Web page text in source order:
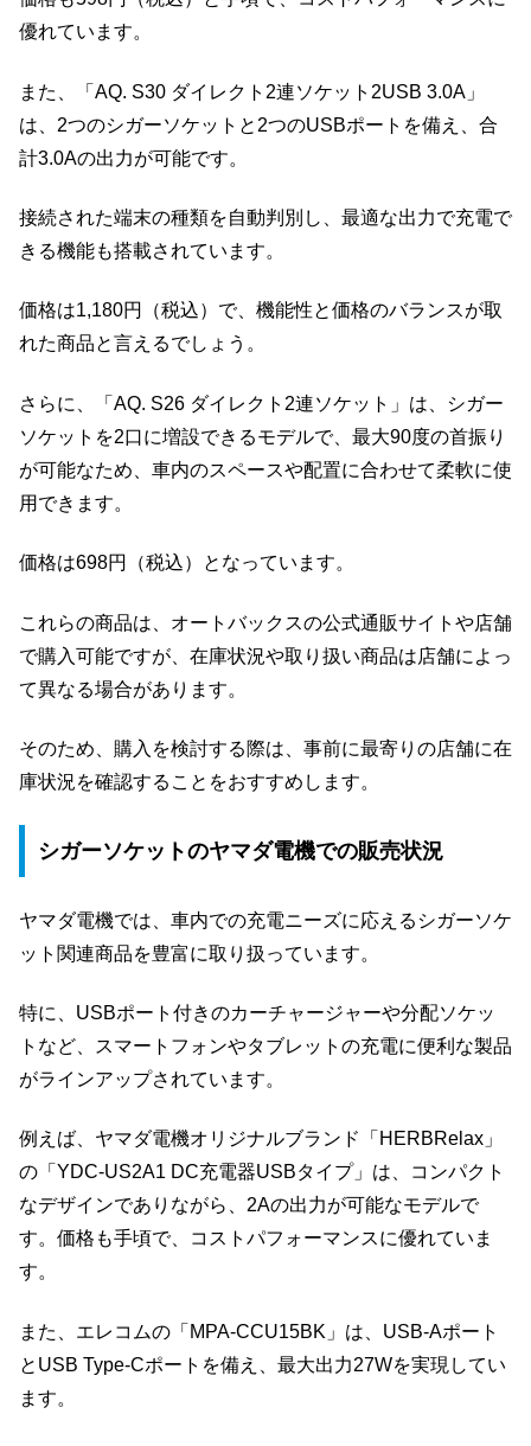
優れています。
また、「AQ. S30 ダイレクト2連ソケット2USB 3.0A」
は、2つのシガーソケットと2つのUSBポートを備え、合
計3.0Aの出力が可能です。
接続された端末の種類を自動判別し、最適な出力で充電で
きる機能も搭載されています。
価格は1,180円（税込）で、機能性と価格のバランスが取
れた商品と言えるでしょう。
さらに、「AQ. S26 ダイレクト2連ソケット」は、シガー
ソケットを2口に増設できるモデルで、最大90度の首振り
が可能なため、車内のスペースや配置に合わせて柔軟に使
用できます。
価格は698円（税込）となっています。
これらの商品は、オートバックスの公式通販サイトや店舗
で購入可能ですが、在庫状況や取り扱い商品は店舗によっ
て異なる場合があります。
そのため、購入を検討する際は、事前に最寄りの店舗に在
庫状況を確認することをおすすめします。
シガーソケットのヤマダ電機での販売状況
ヤマダ電機では、車内での充電ニーズに応えるシガーソケ
ット関連商品を豊富に取り扱っています。
特に、USBポート付きのカーチャージャーや分配ソケッ
トなど、スマートフォンやタブレットの充電に便利な製品
がラインアップされています。
例えば、ヤマダ電機オリジナルブランド「HERBRelax」
の「YDC-US2A1 DC充電器USBタイプ」は、コンパクト
なデザインでありながら、2Aの出力が可能なモデルで
す。価格も手頃で、コストパフォーマンスに優れていま
す。
また、エレコムの「MPA-CCU15BK」は、USB-Aポート
とUSB Type-Cポートを備え、最大出力27Wを実現してい
ます。